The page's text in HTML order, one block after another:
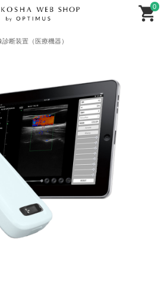
0
断装置（医療機器）